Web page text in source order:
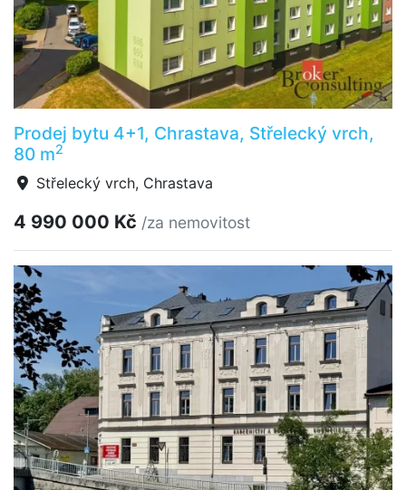
Prodej bytu 4+1, Chrastava, Střelecký vrch,
80 m2
Střelecký vrch, Chrastava
4 990 000 Kč /za nemovitost